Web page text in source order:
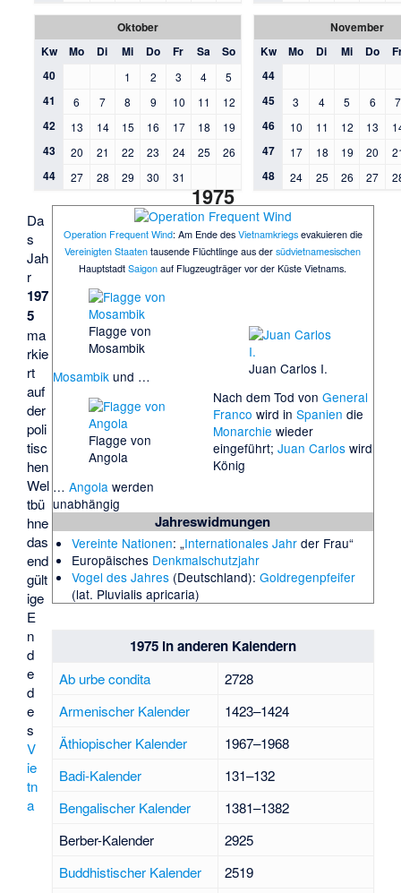
Oktober
Kw
Mo Di Mi Do Fr Sa
So
40
1 2 3 4 5
41 6 7 8 9 10 11 12
42 13 14 15 16 17 18 19
43 20 21 22 23 24 25 26
44 27 28 29 30 31
November
Kw
Mo Di Mi Do
44
45
3 4 5 6 7
46 10 11 12 13
47 17 18 19 20
48 24 25 26 27
1975
Operation Frequent Wind: Am Ende desVietnamkriegsevakuieren die
Vereinigten Staatentausende Flüchtlinge aus dersüdvietnamesischen
HauptstadtSaigonauf Flugzeugträger vor der Küste Vietnams.
Flagge von
Mosambik
Mosambikund …
Flagge von
Angola
… Angola werden
unabhängig
Juan Carlos I.
Nach dem Tod von General
Franco wird in Spanien die
Monarchie wieder
eingeführt; Juan Carloswird
König
Jahreswidmungen
Vereinte Nationen: „Internationales Jahr der Frau“
Europäisches Denkmalschutzjahr
Vogel des Jahres (Deutschland):Goldregenpfeifer
(lat. Pluvialis apricaria)
1975 in anderen Kalendern
Ab urbe condita
2728
Armenischer Kalender
1423–1424
Äthiopischer Kalender
1967–1968
Badi-Kalender
131–132
Bengalischer Kalender
1381–1382
Berber-Kalender
2925
Buddhistischer Kalender
2519
Da
s
Jah
r
197
5
ma
rkie
rt
auf
der
poli
tisc
hen
Wel
tbü
hne
das
end
gült
ige
E
n
d
e
d
e
s
V
ie
tn
a